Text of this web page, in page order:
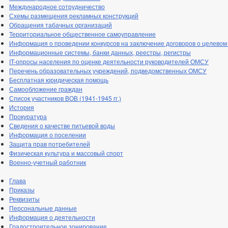
Международное сотрудничество
Схемы размещения рекламных конструкций
Обращения табачных организаций
Территориальное общественное самоуправление
Информация о проведении конкурсов на заключение договоров о
Информационные системы, банки данных, реестры, регистры
IT-опросы населения по оценке деятельности руководителей ОМСУ
Перечень образовательных учреждений, подведомственных ОМСУ
Бесплатная юридическая помощь
Самообложение граждан
Список участников ВОВ (1941-1945 гг.)
История
Прокуратура
Сведения о качестве питьевой воды
Информация о поселении
Защита прав потребителей
Физическая культура и массовый спорт
Военно-учетный работник
Глава
Приказы
Реквизиты
Персональные данные
Информация о деятельности
Градостроительное зонирование